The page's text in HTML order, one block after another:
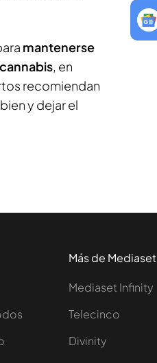
mantenerse
, en
recomiendan
y dejar el
Más de Mediaset
Mediaset Infinity
Telecinco
Divinity